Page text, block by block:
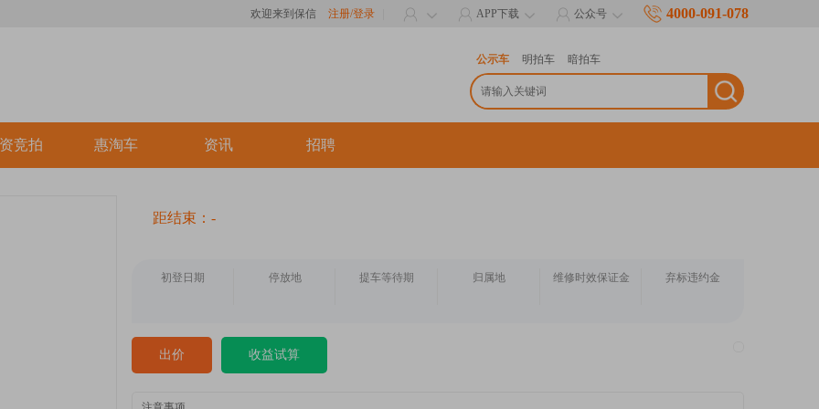
欢迎来到保信 注册/登录 APP下载 公众号 4000-091-078
公示车 明拍车 暗拍车
竞拍 惠淘车 资讯 招聘
距结束：-
初登日期 停放地 提车等待期 归属地 维修时效保证金 弃标违约金
出价 收益试算